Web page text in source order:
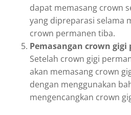
dapat memasang crown
yang dipreparasi selama
crown permanen tiba.
Pemasangan crown gigi
Setelah crown gigi
akan memasang crown
dengan menggunakan
mengencangkan crown